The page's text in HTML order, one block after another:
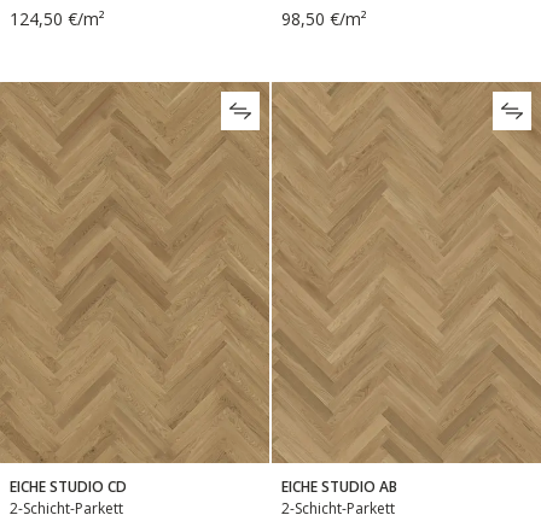
124,50 €/m² 98,50 €/m²
EICHE STUDIO CD
2-Schicht-Parkett
EICHE STUDIO AB
2-Schicht-Parkett